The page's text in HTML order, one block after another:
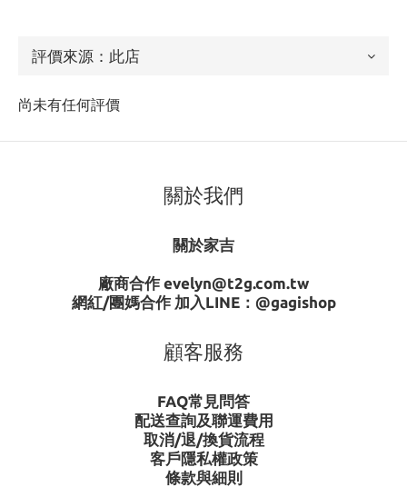
尚未有任何評價
關於我們
關於家吉
廠商合作 evelyn@t2g.com.tw
網紅/團媽合作 加入LINE： @gagishop
顧客服務
FAQ常見問答
配送查詢及聯運費用
取消/退/換貨流程
客戶隱私權政策
條款與細則